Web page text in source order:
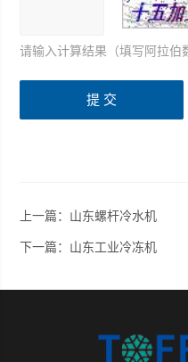
请输入计算结果（填写阿拉伯
上一篇： 山东螺杆冷水机
下一篇： 山东工业冷冻机